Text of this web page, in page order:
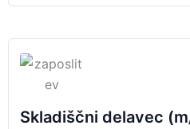
Skladiščni delavec